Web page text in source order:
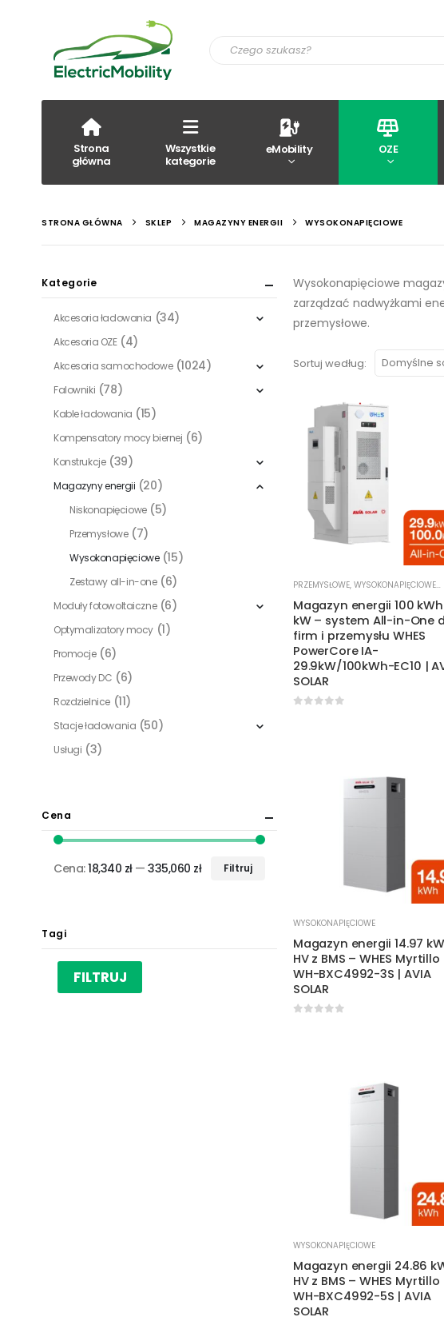
Strona
główna
Wszystkie
kategorie
eMobility OZE
STRONA GŁÓWNA SKLEP MAGAZYNY ENERGII WYSOKONAPIĘCIOWE
Wysokonapięciowe
zarządzać nadwyżkami
przemysłowe.
Sortuj według:
PRZEMYSŁOWE, WYSOKONAPIĘCIOWE,
Magazyn energii 100
kW – system All-in-One
firm i przemysłu WHES
PowerCore IA-
29.9kW/100kWh-EC10 |
SOLAR
WYSOKONAPIĘCIOWE
Magazyn energii 14.97
HV z BMS – WHES Myrtillo
WH-BXC4992-3S | AVIA
SOLAR
WYSOKONAPIĘCIOWE
Magazyn energii 24.86
HV z BMS – WHES Myrtillo
WH-BXC4992-5S | AVIA
SOLAR
Kategorie
Akcesoria ładowania (34)
Akcesoria OZE (4)
Akcesoria samochodowe (1024)
Falowniki (78)
Kable ładowania (15)
Kompensatory mocy biernej (6)
Konstrukcje (39)
Magazyny energii (20)
Niskonapięciowe (5)
Przemysłowe (7)
Wysokonapięciowe (15)
Zestawy all-in-one (6)
Moduły fotowoltaiczne (6)
Optymalizatory mocy (1)
Promocje (6)
Przewody DC (6)
Rozdzielnice (11)
Stacje ładowania (50)
Usługi (3)
Cena
Filtruj
Cena:18,340 zł—335,060 zł
Tagi
FILTRUJ